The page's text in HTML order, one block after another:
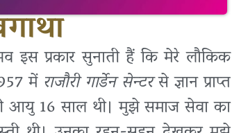
इस प्रकार सुनाती हैं कि मेरे लौकिक
मेंराजौरी गार्डेन सेन्टरसे ज्ञान प्राप्त
आयु 16 साल थी। मुझे समाज सेवा का